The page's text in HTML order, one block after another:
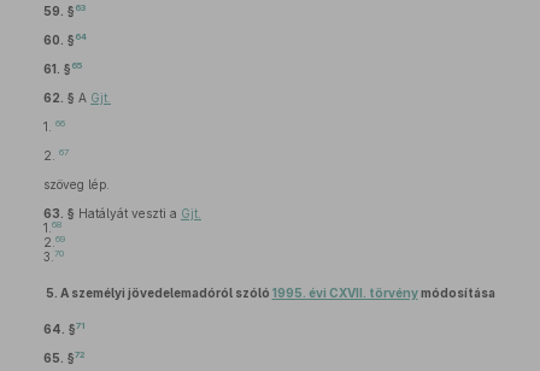
59. § 63
60. § 64
61. § 65
62. § A Gjt.
1.
66
2. 67
szöveg lép.
63. § Hatályát veszti a Gjt.
1. 68
2. 69
3. 70
5. A személyi jövedelemadóról szóló 1995. évi CXVII. törvénymódosítása
64. §71
65. §72